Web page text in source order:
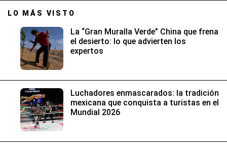
LO MÁS VISTO
La “Gran Muralla Verde” China que frena
el desierto: lo que advierten los
expertos
Luchadores enmascarados: la tradición
mexicana que conquista a turistas en el
Mundial 2026